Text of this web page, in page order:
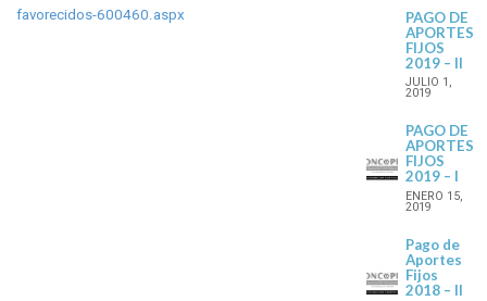
favorecidos-600460.aspx
PAGO DE
APORTES
FIJOS
2019 – II
JULIO 1,
2019
PAGO DE
APORTES
FIJOS
2019 – I
ENERO 15,
2019
Pago de
Aportes
Fijos
2018 – II